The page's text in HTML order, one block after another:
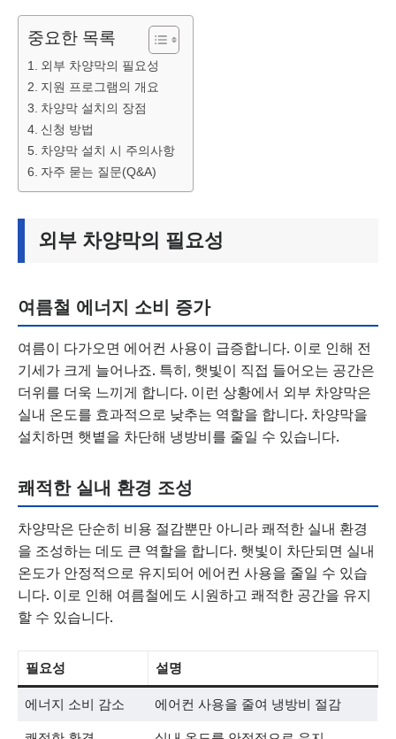
중요한 목록
외부 차양막의 필요성
지원 프로그램의 개요
차양막 설치의 장점
신청 방법
차양막 설치 시 주의사항
자주 묻는 질문(Q&A)
외부 차양막의 필요성
여름철 에너지 소비 증가
여름이 다가오면 에어컨 사용이 급증합니다. 이로 인해 전
기세가 크게 늘어나죠. 특히, 햇빛이 직접 들어오는 공간은
더위를 더욱 느끼게 합니다. 이런 상황에서 외부 차양막은
실내 온도를 효과적으로 낮추는 역할을 합니다. 차양막을
설치하면 햇볕을 차단해 냉방비를 줄일 수 있습니다.
쾌적한 실내 환경 조성
차양막은 단순히 비용 절감뿐만 아니라 쾌적한 실내 환경
을 조성하는 데도 큰 역할을 합니다. 햇빛이 차단되면 실내
온도가 안정적으로 유지되어 에어컨 사용을 줄일 수 있습
니다. 이로 인해 여름철에도 시원하고 쾌적한 공간을 유지
할 수 있습니다.
필요성 설명
에너지 소비 감소 에어컨 사용을 줄여 냉방비 절감